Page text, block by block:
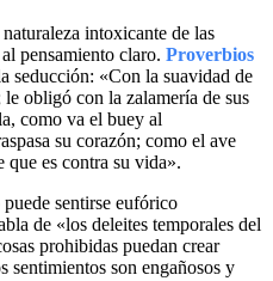
intoxicante de las
pensamiento claro. Proverbios
seducción: «Con la suavidad de
le obligó con la zalamería de sus
como va el buey al
su corazón; como el ave
que es contra su vida».
sentirse eufórico
de «los deleites temporales del
prohibidas puedan crear
sentimientos son engañosos y